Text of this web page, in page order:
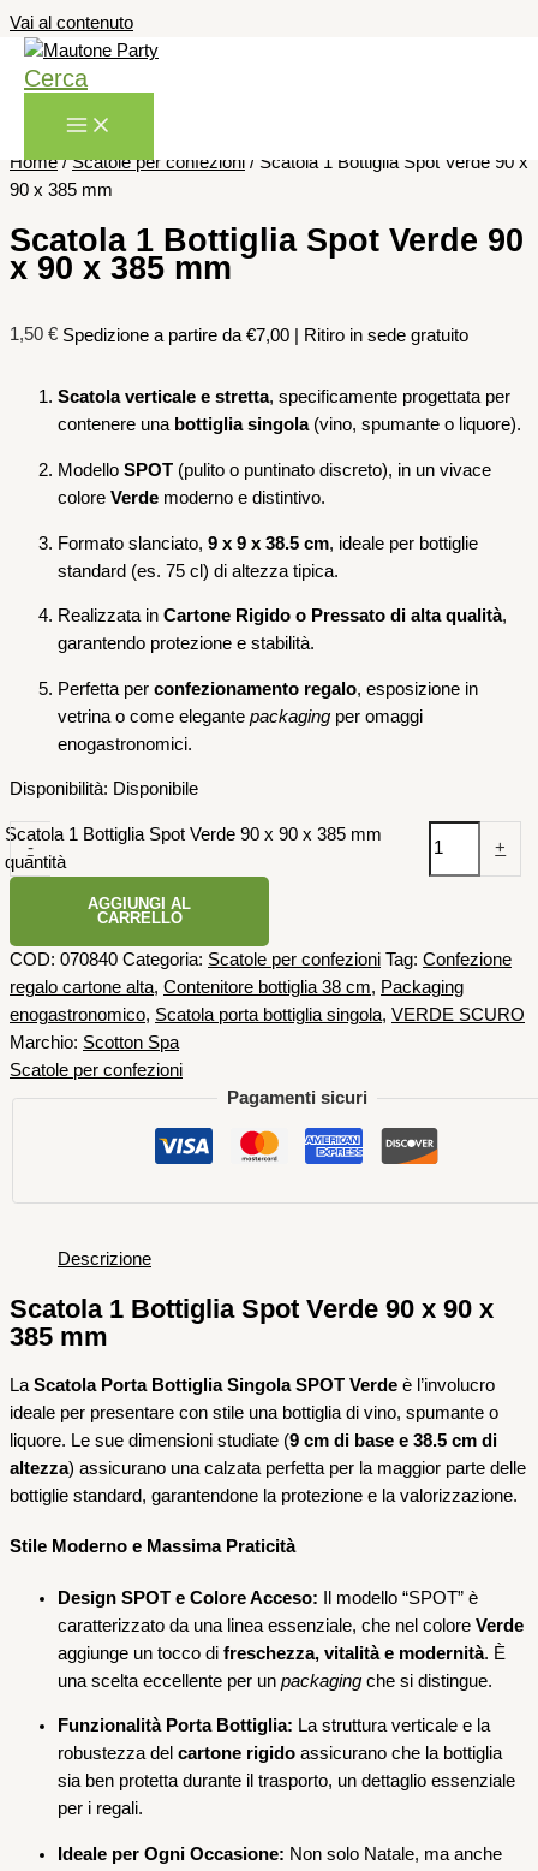
Vai al contenuto
Cerca
Home/Scatole per confezioni / Scatola 1 Bottiglia Spot Verde 90 x
90 x 385 mm
Scatola 1 Bottiglia Spot Verde 90
x 90 x 385 mm
1,50 € Spedizione a partire da €7,00 | Ritiro in sede gratuito
Scatola verticale e stretta, specificamente progettata per
contenere una bottiglia singola(vino, spumante o liquore).
Modello SPOT (pulito o puntinato discreto), in un vivace
colore Verde moderno e distintivo.
Formato slanciato, 9 x 9 x 38.5 cm, ideale per bottiglie
standard (es. 75 cl) di altezza tipica.
Realizzata in Cartone Rigido o Pressato di alta qualità,
garantendo protezione e stabilità.
Perfetta per confezionamento regalo, esposizione in
vetrina o come elegante packaging per omaggi
enogastronomici.
Disponibilità: Disponibile
-
Scatola 1 Bottiglia Spot Verde 90 x 90 x 385 mm
quantità
+
AGGIUNGI AL
CARRELLO
COD: 070840 Categoria: Scatole per confezioni Tag: Confezione
regalo cartone alta, Contenitore bottiglia 38 cm, Packaging
enogastronomico, Scatola porta bottiglia singola, VERDE SCURO
Marchio: Scotton Spa
Scatole per confezioni
Pagamenti sicuri
Descrizione
Scatola 1 Bottiglia Spot Verde 90 x 90 x
385 mm
La Scatola Porta Bottiglia Singola SPOT Verde è l’involucro
ideale per presentare con stile una bottiglia di vino, spumante o
liquore. Le sue dimensioni studiate (9 cm di base e 38.5 cm di
altezza) assicurano una calzata perfetta per la maggior parte delle
bottiglie standard, garantendone la protezione e la valorizzazione.
Stile Moderno e Massima Praticità
Design SPOT e Colore Acceso: Il modello “SPOT” è
caratterizzato da una linea essenziale, che nel colore Verde
aggiunge un tocco di freschezza, vitalità e modernità. È
una scelta eccellente per un packaging che si distingue.
Funzionalità Porta Bottiglia: La struttura verticale e la
robustezza del cartone rigido assicurano che la bottiglia
sia ben protetta durante il trasporto, un dettaglio essenziale
per i regali.
Ideale per Ogni Occasione: Non solo Natale, ma anche